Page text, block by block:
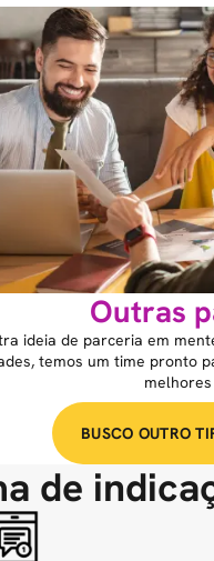
Outras
ideia de parceria em
temos um time pronto
BUSCO OUTRO
de